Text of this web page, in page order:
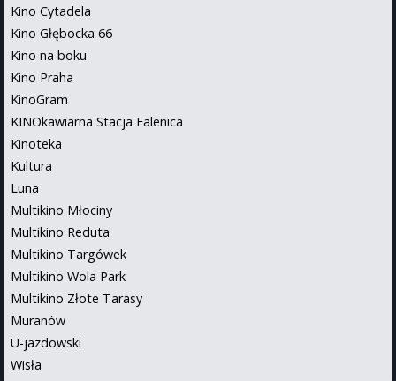
Kino Cytadela
Kino Głębocka 66
Kino na boku
Kino Praha
KinoGram
KINOkawiarna Stacja Falenica
Kinoteka
Kultura
Luna
Multikino Młociny
Multikino Reduta
Multikino Targówek
Multikino Wola Park
Multikino Złote Tarasy
Muranów
U-jazdowski
Wisła